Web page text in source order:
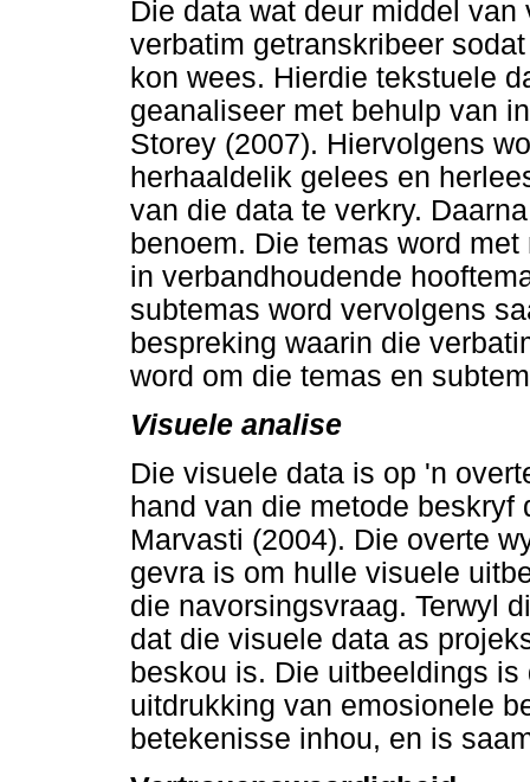
Die data wat deur middel
verbatim getranskribeer
kon wees. Hierdie tekstuele
geanaliseer met behulp van
Storey (2007). Hiervolgens
herhaaldelik gelees en
van die data te verkry.
benoem. Die temas word
in verbandhoudende
subtemas word vervolgens
bespreking waarin die
word om die temas en
Visuele analise
Die visuele data is op 'n
hand van die metode
Marvasti (2004). Die overte
gevra is om hulle visuele
die navorsingsvraag. Terwyl
dat die visuele data as
beskou is. Die uitbeeldings
uitdrukking van emosionele
betekenisse inhou, en is